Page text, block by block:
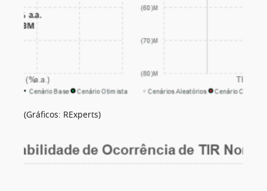
(Gráficos: RExperts)